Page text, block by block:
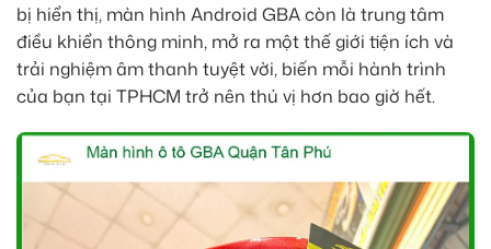
bị hiển thị, màn hình Android GBA còn là trung tâm
điều khiển thông minh, mở ra một thế giới tiện ích và
trải nghiệm âm thanh tuyệt vời, biến mỗi hành trình
của bạn tại TPHCM trở nên thú vị hơn bao giờ hết.